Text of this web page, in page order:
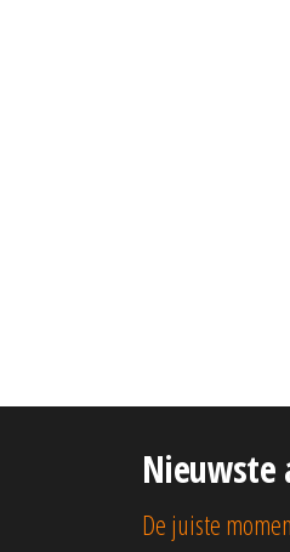
De juiste